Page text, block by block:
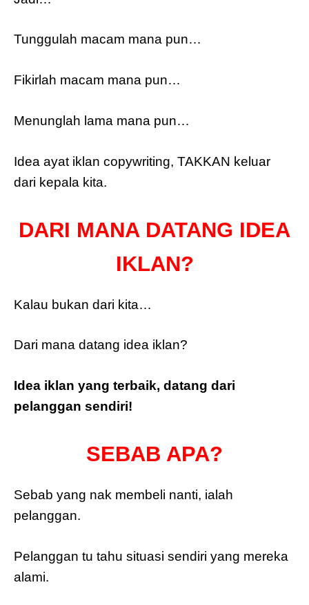
Tunggulah macam mana pun…
Fikirlah macam mana pun…
Menunglah lama mana pun…
Idea ayat iklan copywriting, TAKKAN keluar
dari kepala kita.
DARI MANA DATANG IDEA
IKLAN?
Kalau bukan dari kita…
Dari mana datang idea iklan?
Idea iklan yang terbaik, datang dari
pelanggan sendiri!
SEBAB APA?
Sebab yang nak membeli nanti, ialah
pelanggan.
Pelanggan tu tahu situasi sendiri yang mereka
alami.